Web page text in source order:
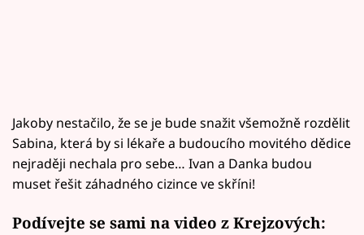
Jakoby nestačilo, že se je bude snažit všemožně rozdělit
Sabina, která by si lékaře a budoucího movitého dědice
nejraději nechala pro sebe… Ivan a Danka budou
muset řešit záhadného cizince ve skříni!
Podívejte se sami na video z Krejzových: